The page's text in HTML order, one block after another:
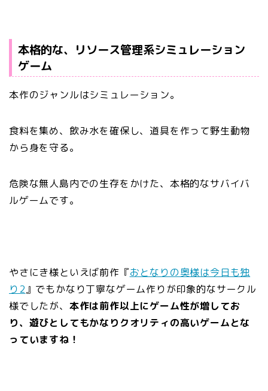
本格的な、リソース管理系シミュレーション
ゲーム
本作のジャンルはシミュレーション。
食料を集め、飲み水を確保し、道具を作って野生動物
から身を守る。
危険な無人島内での生存をかけた、本格的なサバイバ
ルゲームです。
やさにき様といえば前作『おとなりの奥様は今日も独
り2』でもかなり丁寧なゲーム作りが印象的なサークル
様でしたが、 本作は前作以上にゲーム性が増してお
り、遊びとしてもかなりクオリティの高いゲームとな
っていますね！